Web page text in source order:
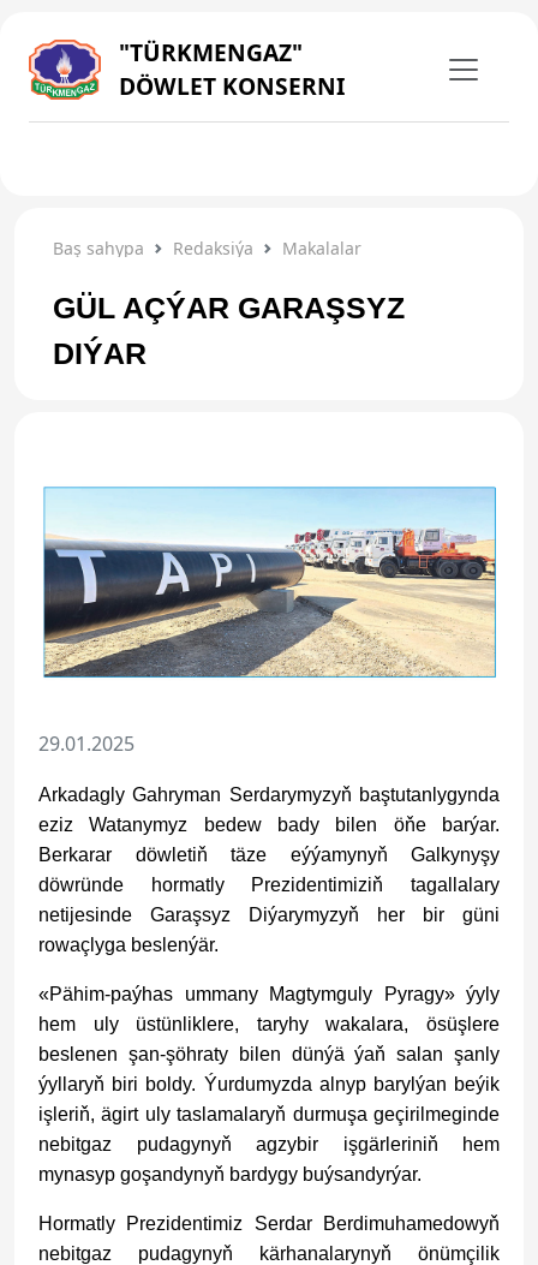
"TÜRKMENGAZ"
DÖWLET KONSERNI
Baş sahypa Redaksiýa Makalalar
GÜL AÇÝAR GARAŞSYZ
DIÝAR
29.01.2025
Arkadagly Gahryman Serdarymyzyň baştutanlygynda
eziz Watanymyz bedew bady bilen öňe barýar.
Berkarar döwletiň täze eýýamynyň Galkynyşy
döwründe hormatly Prezidentimiziň tagallalary
netijesinde Garaşsyz Diýarymyzyň her bir güni
rowaçlyga beslenýär.
«Pähim-paýhas ummany Magtymguly Pyragy» ýyly
hem uly üstünliklere, taryhy wakalara, ösüşlere
beslenen şan-şöhraty bilen dünýä ýaň salan şanly
ýyllaryň biri boldy. Ýurdumyzda alnyp barylýan beýik
işleriň, ägirt uly taslamalaryň durmuşa geçirilmeginde
nebitgaz pudagynyň agzybir işgärleriniň hem
mynasyp goşandynyň bardygy buýsandyrýar.
Hormatly Prezidentimiz Serdar Berdimuhamedowyň
nebitgaz pudagynyň kärhanalarynyň önümçilik